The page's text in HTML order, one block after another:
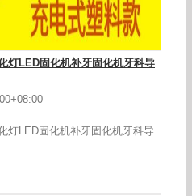
灯LED固化机补牙固化机牙科导
灯LED固化机补牙固化机牙科导